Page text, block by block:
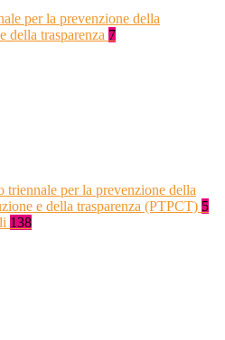
per la prevenzione della
della trasparenza 7
triennale per la prevenzione della
e della trasparenza (PTPCT) 5
138